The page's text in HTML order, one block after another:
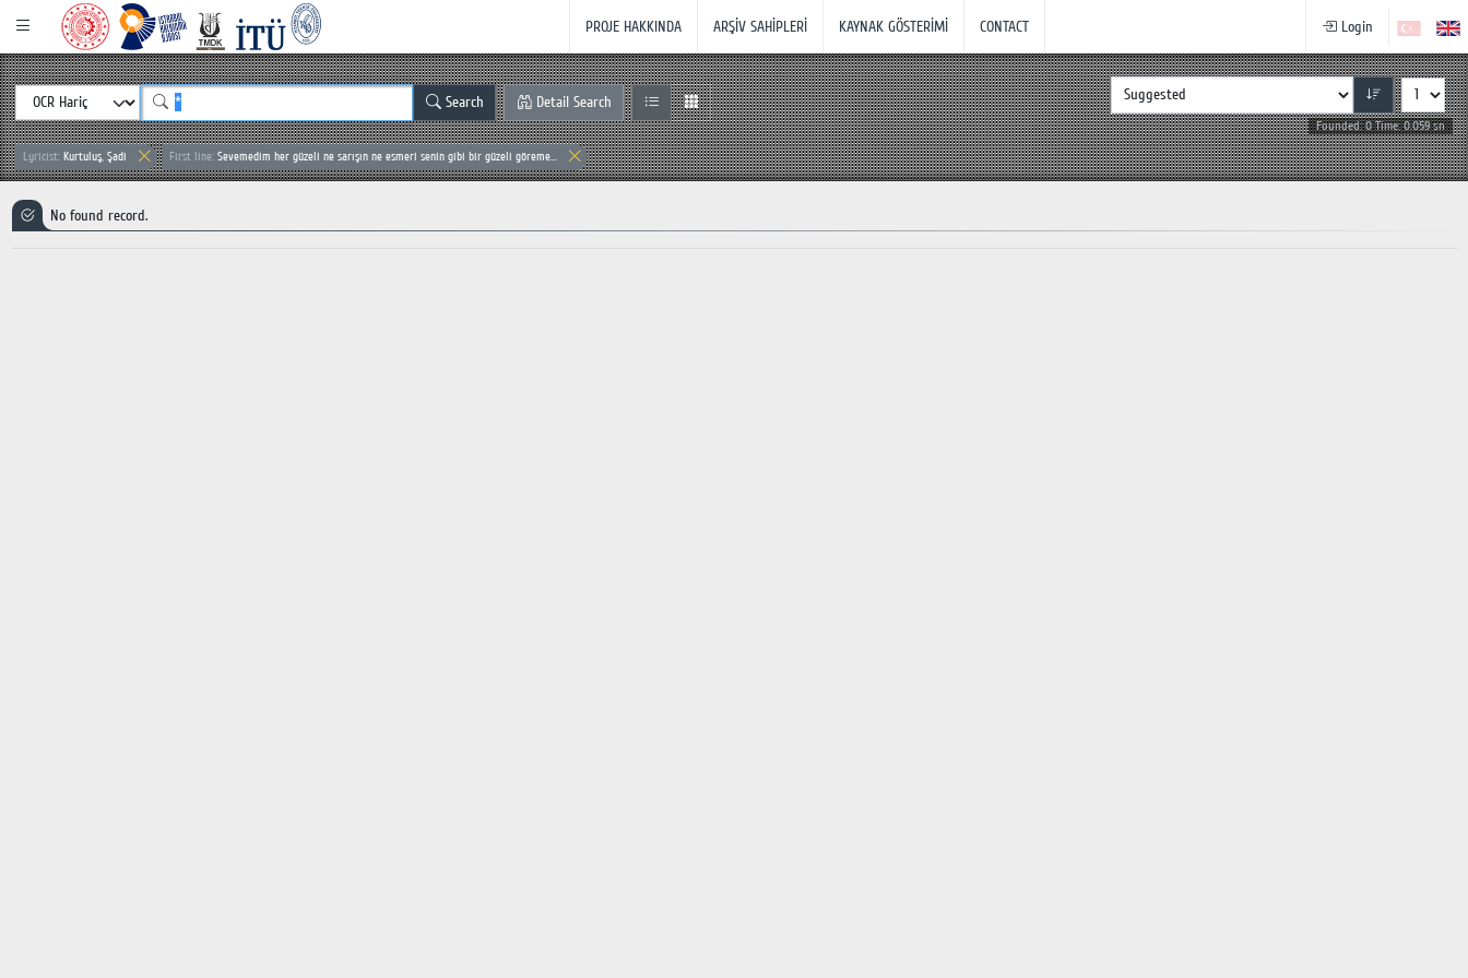
PROJE HAKKINDA ARŞİV SAHİPLERİ KAYNAK GÖSTERİMİ CONTACT Login
Search Detail Search
Lyricist: Kurtuluş, Şadi First line: Sevemedim her güzeli ne sarışın ne esmeri senin gibi bir güzeli göreme...
Founded: 0 Time: 0.059 sn
No found record.